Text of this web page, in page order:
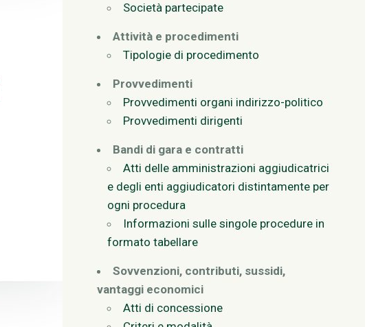
Società partecipate
Attività e procedimenti
Tipologie di procedimento
Provvedimenti
Provvedimenti organi indirizzo-politico
Provvedimenti dirigenti
Bandi di gara e contratti
Atti delle amministrazioni aggiudicatrici
e degli enti aggiudicatori distintamente per
ogni procedura
Informazioni sulle singole procedure in
formato tabellare
Sovvenzioni, contributi, sussidi,
vantaggi economici
Atti di concessione